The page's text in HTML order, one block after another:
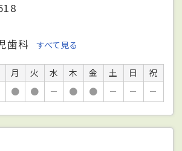
歯科 すべて見る
月 火 水 木 金 土 日
祝
● ● － ● ● － － －